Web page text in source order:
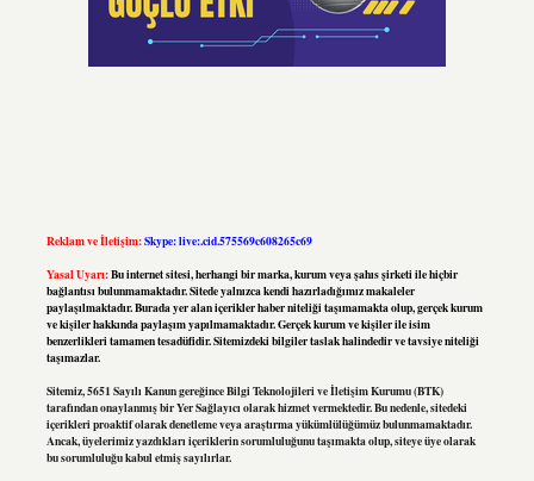
Reklam ve İletişim:Skype: live:.cid.575569c608265c69
Yasal Uyarı:Bu internet sitesi, herhangi bir marka, kurum veya şahıs şirketi ile hiçbir
bağlantısı bulunmamaktadır. Sitede yalnızca kendi hazırladığımız makaleler
paylaşılmaktadır. Burada yer alan içerikler haber niteliği taşımamakta olup, gerçek kurum
ve kişiler hakkında paylaşım yapılmamaktadır. Gerçek kurum ve kişiler ile isim
benzerlikleri tamamen tesadüfidir. Sitemizdeki bilgiler taslak halindedir ve tavsiye niteliği
taşımazlar.
Sitemiz, 5651 Sayılı Kanun gereğince Bilgi Teknolojileri ve İletişim Kurumu (BTK)
tarafından onaylanmış bir Yer Sağlayıcı olarak hizmet vermektedir. Bu nedenle, sitedeki
içerikleri proaktif olarak denetleme veya araştırma yükümlülüğümüz bulunmamaktadır.
Ancak, üyelerimiz yazdıkları içeriklerin sorumluluğunu taşımakta olup, siteye üye olarak
bu sorumluluğu kabul etmiş sayılırlar.